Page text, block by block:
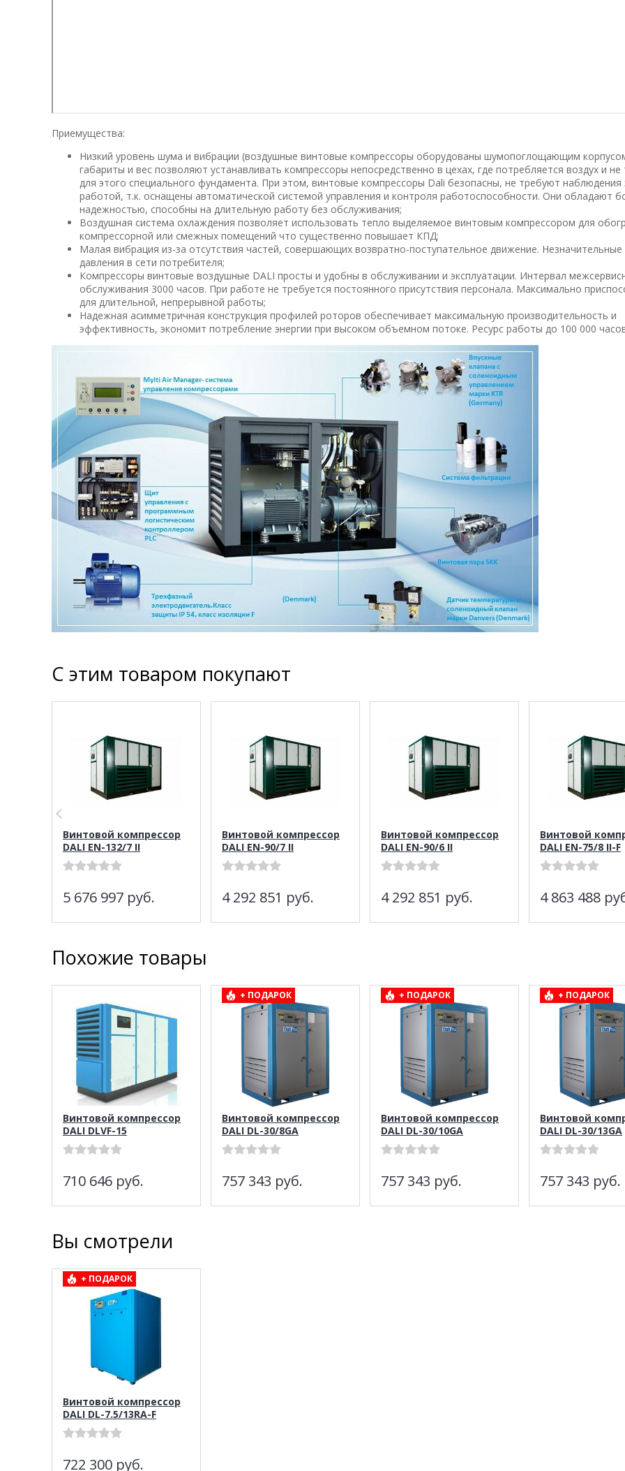
Приемущества:
Низкий уровень шума и вибрации (воздушные винтовые компрессоры оборудованы шумопоглощающим
габариты и вес позволяют устанавливать компрессоры непосредственно в цехах, где потребляется воздух и
для этого специального фундамента. При этом, винтовые компрессоры Dali безопасны, не требуют наблюдения
работой, т.к. оснащены автоматической системой управления и контроля работоспособности. Они обладают
надежностью, способны на длительную работу без обслуживания;
Воздушная система охлаждения позволяет использовать тепло выделяемое винтовым компрессором для
компрессорной или смежных помещений что существенно повышает КПД;
Малая вибрация из-за отсутствия частей, совершающих возвратно-поступательное движение. Незначительные
давления в сети потребителя;
Компрессоры винтовые воздушные DALI просты и удобны в обслуживании и эксплуатации. Интервал
обслуживания 3000 часов. При работе не требуется постоянного присутствия персонала. Максимально
для длительной, непрерывной работы;
Надежная асимметричная конструкция профилей роторов обеспечивает максимальную производительность и
эффективность, экономит потребление энергии при высоком объемном потоке. Ресурс работы до 100 000
С этим товаром покупают
Винтовой компрессор
DALI EN-132/7 II
5 676 997 руб.
Винтовой компрессор
DALI EN-90/7 II
4 292 851 руб.
Винтовой компрессор
DALI EN-90/6 II
4 292 851 руб.
Винтовой
DALI EN-75/8 II-F
4 863 488
Похожие товары
Винтовой компрессор
DALI DLVF-15
710 646 руб.
+ ПОДАРОК
Винтовой компрессор
DALI DL-30/8GA
757 343 руб.
+ ПОДАРОК
Винтовой компрессор
DALI DL-30/10GA
757 343 руб.
+ ПОДАРОК
Винтовой
DALI DL-30/13GA
757 343 руб.
Вы смотрели
+ ПОДАРОК
Винтовой компрессор
DALI DL-7.5/13RA-F
722 300 руб.